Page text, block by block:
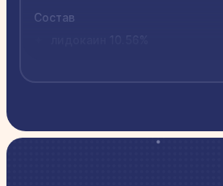
Состав
обезжиренную и
Покрыть окклюзионной пленкой